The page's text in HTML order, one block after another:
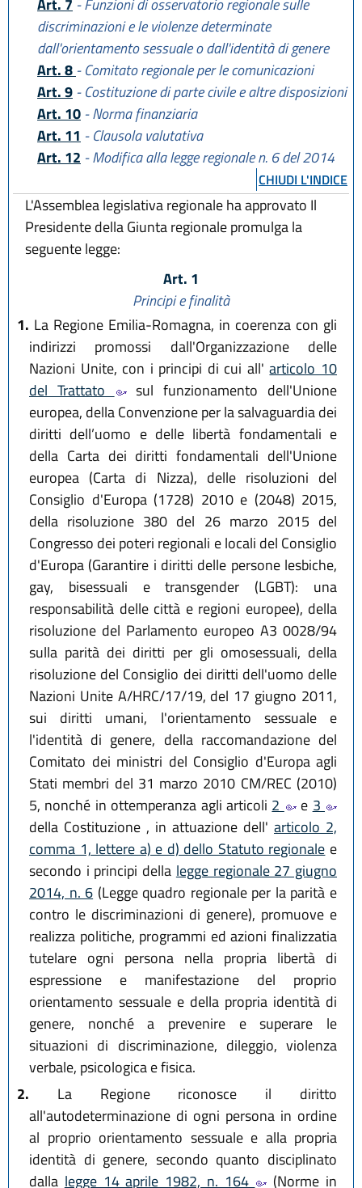
Art. 7 - Funzioni di osservatorio regionale sulle
discriminazioni e le violenze determinate
dall'orientamento sessuale o dall'identità di genere
Art. 8 - Comitato regionale per le comunicazioni
Art. 9 - Costituzione di parte civile e altre disposizioni
Art. 10 - Norma finanziaria
Art. 11 - Clausola valutativa
Art. 12 - Modifica alla legge regionale n. 6 del 2014
CHIUDI L'INDICE
L'Assemblea legislativa regionale ha approvato Il
Presidente della Giunta regionale promulga la
seguente legge:
Art. 1
Principi e finalità
1. La Regione Emilia-Romagna, in coerenza con gli
indirizzi promossi dall'Organizzazione delle
Nazioni Unite, con i principi di cui all'articolo 10
del Trattato
sul funzionamento dell'Unione
europea, della Convenzione per la salvaguardia dei
diritti dell’uomo e delle libertà fondamentali e
della Carta dei diritti fondamentali dell'Unione
europea (Carta di Nizza), delle risoluzioni del
Consiglio d'Europa (1728) 2010 e (2048) 2015,
della risoluzione 380 del 26 marzo 2015 del
Congresso dei poteri regionali e locali del Consiglio
d'Europa (Garantire i diritti delle persone lesbiche,
gay, bisessuali e transgender (LGBT): una
responsabilità delle città e regioni europee), della
risoluzione del Parlamento europeo A3 0028/94
sulla parità dei diritti per gli omosessuali, della
risoluzione del Consiglio dei diritti dell'uomo delle
Nazioni Unite A/HRC/17/19, del 17 giugno 2011,
sui diritti umani, l'orientamento sessuale e
l'identità di genere, della raccomandazione del
Comitato dei ministri del Consiglio d'Europa agli
Stati membri del 31 marzo 2010 CM/REC (2010)
5, nonché in ottemperanza agli articoli 2 e 3
della Costituzione , in attuazione dell' articolo 2,
comma 1, lettere a) e d) dello Statuto regionale e
secondo i principi della legge regionale 27 giugno
2014, n. 6 (Legge quadro regionale per la parità e
contro le discriminazioni di genere), promuove e
realizza politiche, programmi ed azioni finalizzatia
tutelare ogni persona nella propria libertà di
espressione e manifestazione del proprio
orientamento sessuale e della propria identità di
genere, nonché a prevenire e superare le
situazioni di discriminazione, dileggio, violenza
verbale, psicologica e fisica.
2. La Regione riconosce il diritto
all'autodeterminazione di ogni persona in ordine
al proprio orientamento sessuale e alla propria
identità di genere, secondo quanto disciplinato
dalla legge 14 aprile 1982, n. 164 (Norme in